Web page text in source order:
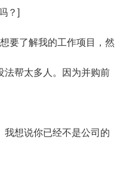
？]
了解我的工作项目，然
法帮太多人。因为并购前
想说你已经不是公司的